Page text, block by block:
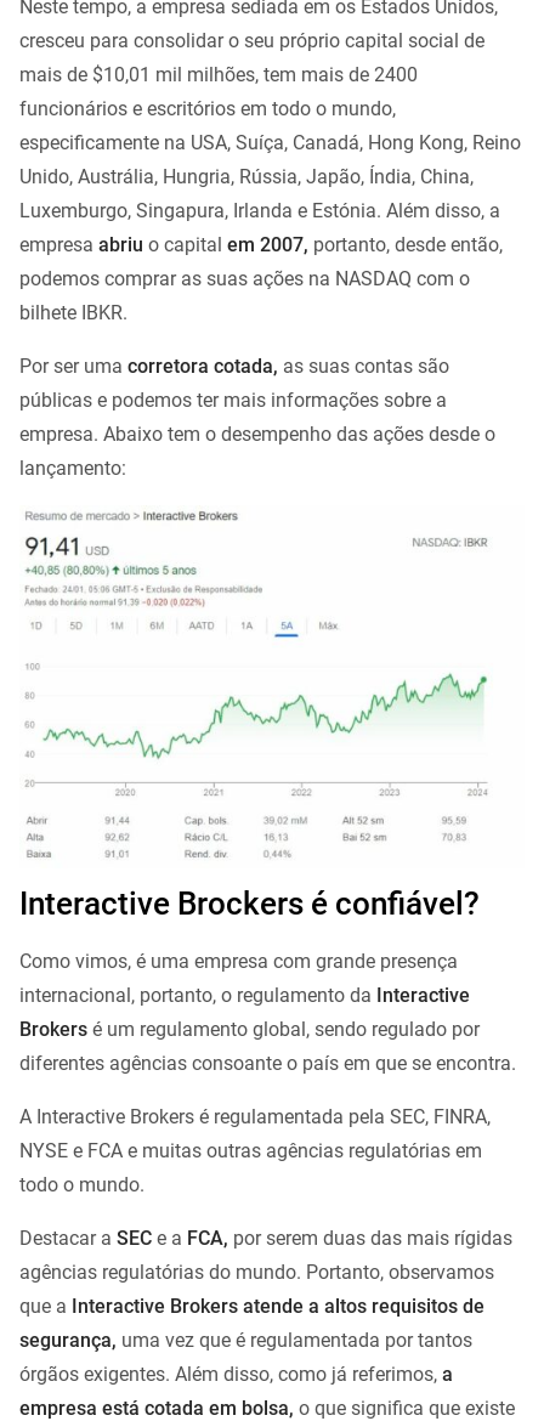
Neste tempo, a empresa sediada em os Estados Unidos,
cresceu para consolidar o seu próprio capital social de
mais de $10,01 mil milhões, tem mais de 2400
funcionários e escritórios em todo o mundo,
especificamente na USA, Suíça, Canadá, Hong Kong, Reino
Unido, Austrália, Hungria, Rússia, Japão, Índia, China,
Luxemburgo, Singapura, Irlanda e Estónia. Além disso, a
empresa abriu o capital em 2007, portanto, desde então,
podemos comprar as suas ações na NASDAQ com o
bilhete IBKR.
Por ser uma corretora cotada, as suas contas são
públicas e podemos ter mais informações sobre a
empresa. Abaixo tem o desempenho das ações desde o
lançamento:
Interactive Brockers é confiável?
Como vimos, é uma empresa com grande presença
internacional, portanto, o regulamento da Interactive
Brokers é um regulamento global, sendo regulado por
diferentes agências consoante o país em que se encontra.
A Interactive Brokers é regulamentada pela SEC, FINRA,
NYSE e FCA e muitas outras agências regulatórias em
todo o mundo.
Destacar a SEC e a FCA, por serem duas das mais rígidas
agências regulatórias do mundo. Portanto, observamos
que a Interactive Brokers atende a altos requisitos de
segurança, uma vez que é regulamentada por tantos
órgãos exigentes. Além disso, como já referimos, a
empresa está cotada em bolsa, o que significa que existe